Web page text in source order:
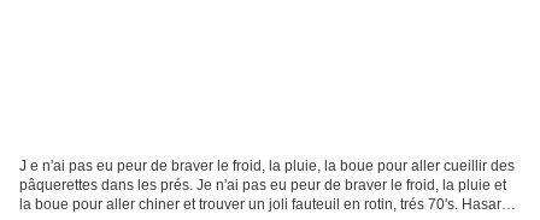
J e n'ai pas eu peur de braver le froid, la pluie, la boue pour aller cueillir des
pâquerettes dans les prés. Je n'ai pas eu peur de braver le froid, la pluie et
la boue pour aller chiner et trouver un joli fauteuil en rotin, trés 70's. Hasard